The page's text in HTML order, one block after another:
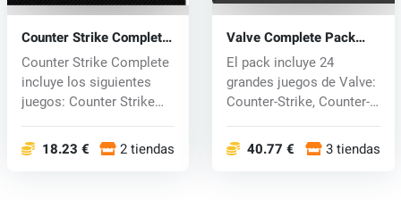
Counter Strike Complete
(PC) CD key
Counter Strike Complete
incluye los siguientes
juegos: Counter Strike
18.23 € 2 tiendas
Valve Complete Pack
(PC) CD key
El pack incluye 24
grandes juegos de Valve:
Counter-Strike, Counter-
40.77 € 3 tiendas